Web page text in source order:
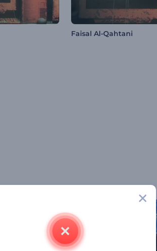
Faisal Al-Qahtani